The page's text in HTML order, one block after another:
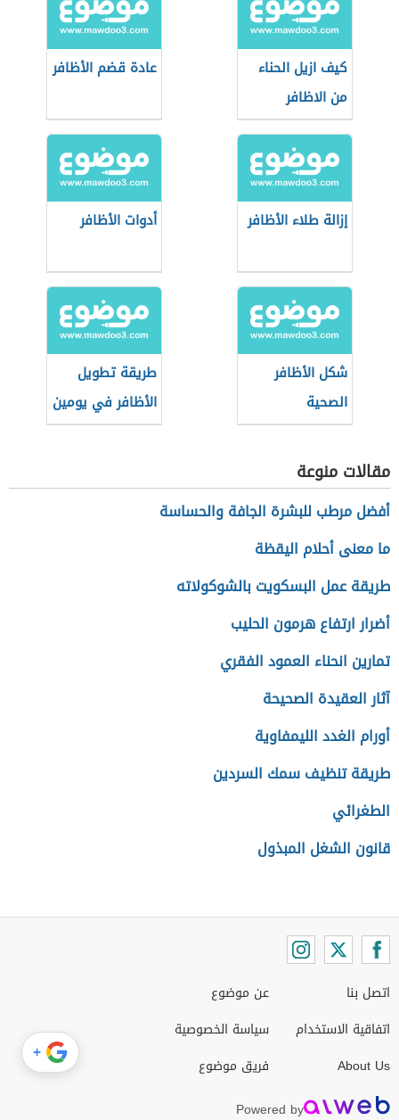
كيف ازيل الحناء
من الاظافر
عادة قضم الأظافر
إزالة طلاء الأظافر أدوات الأظافر
شكل الأظافر
الصحية
طريقة تطويل
الأظافر في يومين
مقالات منوعة
أفضل مرطب للبشرة الجافة والحساسة
ما معنى أحلام اليقظة
طريقة عمل البسكويت بالشوكولاته
أضرار ارتفاع هرمون الحليب
تمارين انحناء العمود الفقري
آثار العقيدة الصحيحة
أورام الغدد الليمفاوية
طريقة تنظيف سمك السردين
الطغرائي
قانون الشغل المبذول
اتصل بنا
اتفاقية الاستخدام
About Us
عن موضوع
سياسة الخصوصية
فريق موضوع
Powered by
+